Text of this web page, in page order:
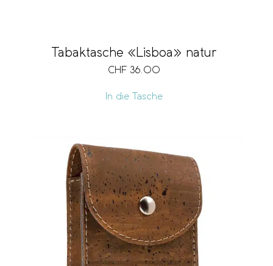
Tabaktasche «Lisboa» natur
CHF 36.00
In die Tasche